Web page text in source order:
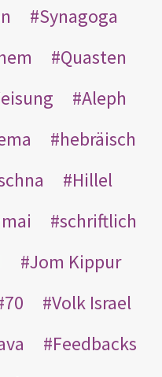
Synagoga
Quasten
Aleph
hebräisch
Hillel
schriftlich
Jom Kippur
70
Volk Israel
Feedbacks